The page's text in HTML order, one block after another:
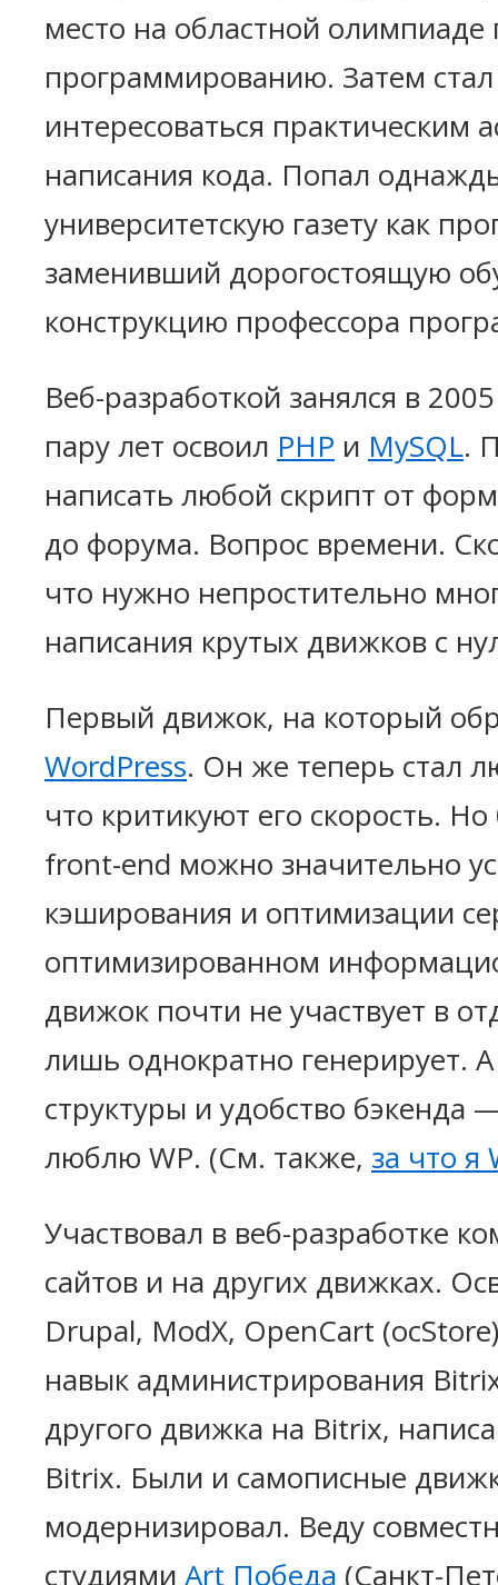
место на областной олимпиаде
программированию. Затем
интересоваться практическим
написания кода. Попал
университетскую газету как
заменивший дорогостоящую
конструкцию профессора
Веб-разработкой занялся в
пару лет освоил PHP и MySQL.
написать любой скрипт от
до форума. Вопрос времени.
что нужно непростительно
написания крутых движков с
Первый движок, на который
WordPress. Он же теперь стал
что критикуют его скорость.
front-end можно значительно
кэширования и оптимизации
оптимизированном
движок почти не участвует в
лишь однократно генерирует.
структуры и удобство бэкенда
люблю WP. (См. также, за что
Участвовал в веб-разработке
сайтов и на других движках.
Drupal, ModX, OpenCart
навык администрирования
другого движка на Bitrix,
Bitrix. Были и самописные
модернизировал. Веду
студиями Art Победа (Санкт-